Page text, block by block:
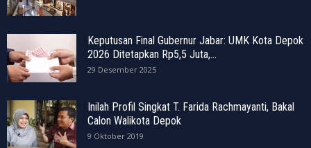
Keputusan Final Gubernur Jabar: UMK Kota Depok
2026 Ditetapkan Rp5,5 Juta,...
29 Desember 2025
Inilah Profil Singkat T. Farida Rachmayanti, Bakal
Calon Walikota Depok
9 Oktober 2019